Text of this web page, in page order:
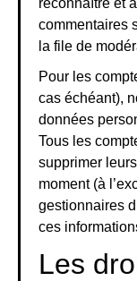
reconnaître et
commentaires
la file de
Pour les
cas échéant),
données
Tous les
supprimer
moment (à
gestionnaires
ces
Les